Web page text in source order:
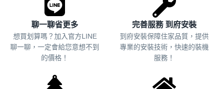
聊一聊省更多
想買划算嗎？加入官方LINE
聊一聊，一定會給您意想不到
的價格！
完善服務 到府安裝
到府安裝保障住家品質，提供
專業的安裝技術，快速的裝機
服務！